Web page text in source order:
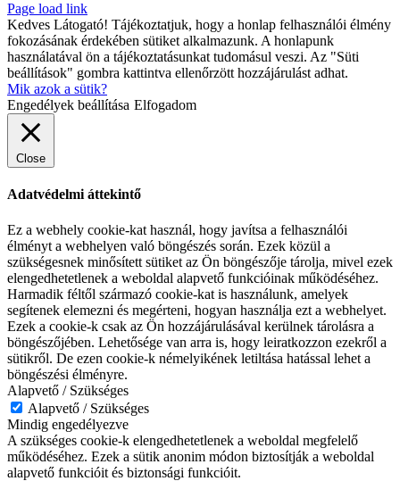
Page load link
Kedves Látogató! Tájékoztatjuk, hogy a honlap felhasználói élmény
fokozásának érdekében sütiket alkalmazunk. A honlapunk
használatával ön a tájékoztatásunkat tudomásul veszi. Az "Süti
beállítások" gombra kattintva ellenőrzött hozzájárulást adhat.
Mik azok a sütik?
Engedélyek beállítása Elfogadom
Close
Adatvédelmi áttekintő
Ez a webhely cookie-kat használ, hogy javítsa a felhasználói
élményt a webhelyen való böngészés során. Ezek közül a
szükségesnek minősített sütiket az Ön böngészője tárolja, mivel ezek
elengedhetetlenek a weboldal alapvető funkcióinak működéséhez.
Harmadik féltől származó cookie-kat is használunk, amelyek
segítenek elemezni és megérteni, hogyan használja ezt a webhelyet.
Ezek a cookie-k csak az Ön hozzájárulásával kerülnek tárolásra a
böngészőjében. Lehetősége van arra is, hogy leiratkozzon ezekről a
sütikről. De ezen cookie-k némelyikének letiltása hatással lehet a
böngészési élményre.
Alapvető / Szükséges
Alapvető / Szükséges
Mindig engedélyezve
A szükséges cookie-k elengedhetetlenek a weboldal megfelelő
működéséhez. Ezek a sütik anonim módon biztosítják a weboldal
alapvető funkcióit és biztonsági funkcióit.